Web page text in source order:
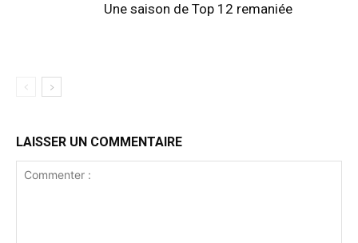
Une saison de Top 12 remaniée
LAISSER UN COMMENTAIRE